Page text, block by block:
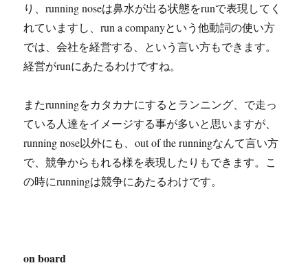
り、running noseは鼻水が出る状態をrunで表現してく
れていますし、run a companyという他動詞の使い方
では、会社を経営する、という言い方もできます。
経営がrunにあたるわけですね。
またrunningをカタカナにするとランニング、で走っ
ている人達をイメージする事が多いと思いますが、
running nose以外にも、out of the runningなんて言い方
で、競争からもれる様を表現したりもできます。こ
の時にrunningは競争にあたるわけです。
on board